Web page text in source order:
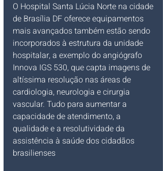
O Hospital Santa Lúcia Norte na cidade
de Brasília DF oferece equipamentos
mais avançados também estão sendo
incorporados à estrutura da unidade
hospitalar, a exemplo do angiógrafo
Innova IGS 530, que capta imagens de
altíssima resolução nas áreas de
cardiologia, neurologia e cirurgia
vascular. Tudo para aumentar a
capacidade de atendimento, a
qualidade e a resolutividade da
assistência à saúde dos cidadãos
brasilienses